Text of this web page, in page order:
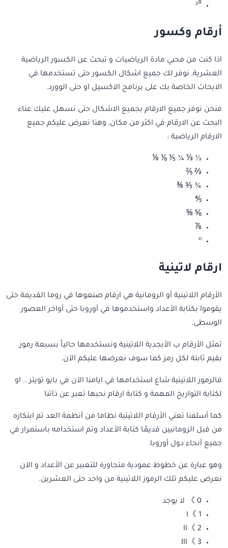
²⁰
أرقام وكسور
اذا كنت من محبي مادة الرياضيات و تبحث عن الكسور الرياضية
العشرية, نوفر لك جميع اشكال الكسور حتى تستخدمها في
الابحاث الخاصة بك على برنامج الاكسيل او حتى الوورد.
فنحن نوفر جميع الارقام بجميع الاشكال حتى نسهل عليك عناء
البحث عن الارقام في اكثر من مكان, وهنا نعرض عليكم جميع
الارقام الرياضية :
½ ⅓ ¼ ⅕ ⅙ ⅛
⅔ ⅖
¾ ⅗ ⅜
⅘
⅚ ⅝
⅞
ⁿ
ارقام لاتينية
الأرقام اللاتينية أو الرومانية هي ارقام صنعوها في روما القديمة حتى
يقوموا بكتابة الأعداد واستخدموها في أوروبا حتى أواخر العصور
الوسطى.
تمثل الأرقام ب الأبجدية اللاتينية ونستخدمها حالياً بسبعة رموز
بقيم ثابتة لكل رمز كما سوف نعرضها عليكم الآن.
فالرموز اللاتينية شاع استخدامها في ايامنا الآن في بايو تويتر .. او
لكتابة التواريخ المهمة و كتابة ارقام نحبها تعبر عن ذاتنا
كما أسلفنا تعني الأرقام اللاتينية نظاما من أنظمة العد تم ابتكاره
من قبل الرومانيين قديمًا كتابة الأعداد وتم استخدامه باستمرار في
جميع أنحاء دول أوروبا.
وهو عبارة عن خطوط عمودية متجاورة للتعبير عن الأعداد و الآن
نعرض عليكم تلك الرموز اللاتينية من واحد حتى العشرين.
0 》 لا يوجد
1 》I
2 》II
3 》III